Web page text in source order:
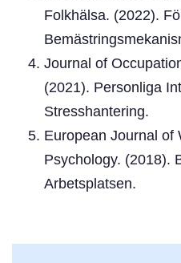
Folkhälsa. (2022).
Journal of
(2021). Personliga
Stresshantering.
European Journal of
Psychology. (2018).
Arbetsplatsen.